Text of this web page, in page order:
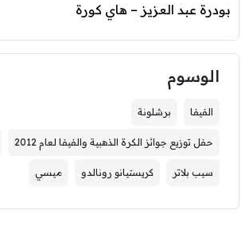
بودرة عبد العزيز – هاي كورة
الوسوم
الفيفا برشلونة
حفل توزيع جوائز الكرة الذهبية والفيفا لعام 2012
سيب بلاتر كريستيانو رونالدو ميسي